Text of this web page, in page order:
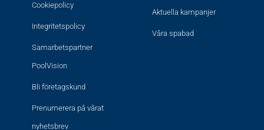
Cookiepolicy
Integritetspolicy
Samarbetspartner
PoolVision
Bli företagskund
Prenumerera på vårat
nyhetsbrev
Aktuella kampanjer
Våra spabad